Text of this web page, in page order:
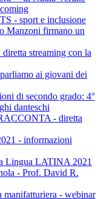
- sport e inclusione
Manzoni firmano un
streaming con la
ai giovani dei
di secondo grado: 4°
danteschi
- diretta
- informazioni
Lingua LATINA 2021
- Prof. David R.
- webinar